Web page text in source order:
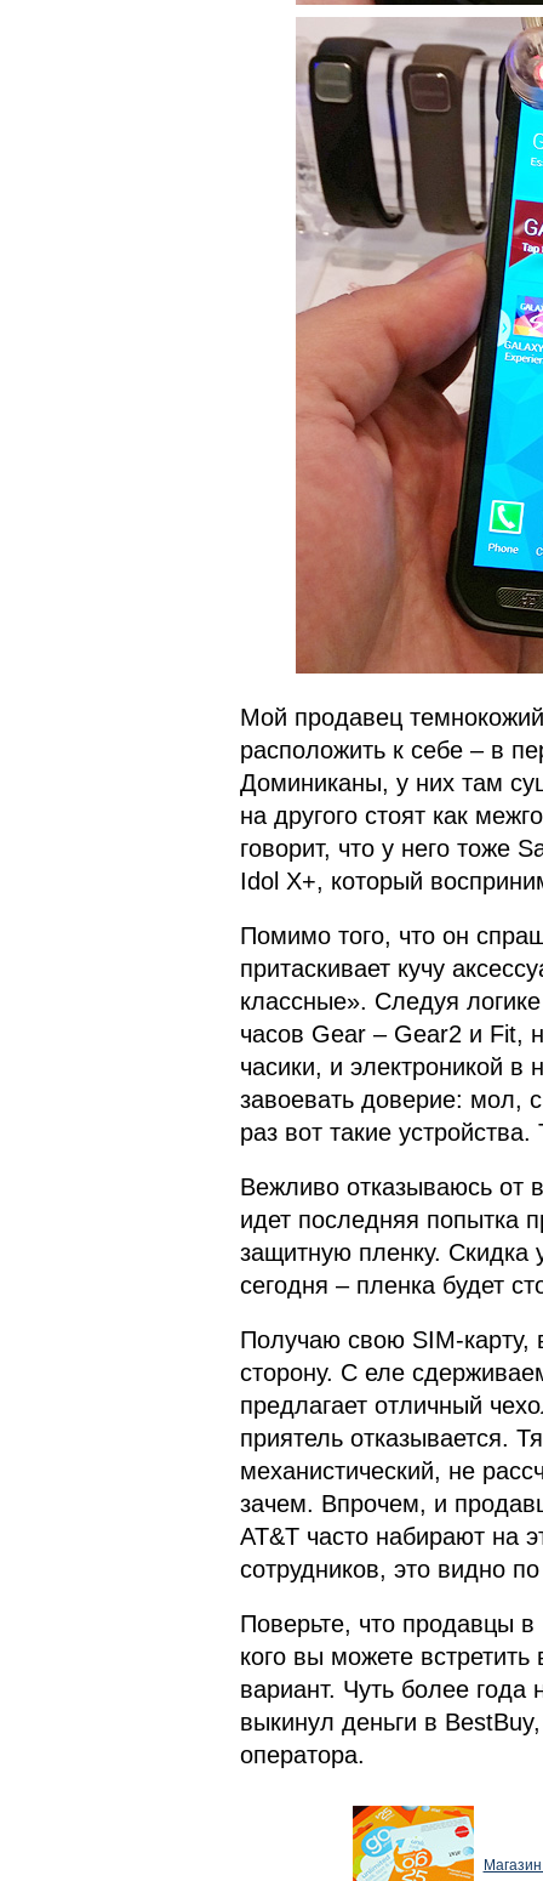
Мой продавец
расположить к себе – в
Доминиканы, у них там
на другого стоят как
говорит, что у него тоже
Idol X+, который
Помимо того, что он
притаскивает кучу
классные». Следуя
часов Gear – Gear2 и Fit,
часики, и электроникой
завоевать доверие: мол,
раз вот такие
Вежливо отказываюсь от
идет последняя попытка
защитную пленку. Скидка
сегодня – пленка будет
Получаю свою SIM-карту,
сторону. С еле
предлагает отличный
приятель отказывается.
механистический, не
зачем. Впрочем, и
AT&T часто набирают на
сотрудников, это видно
Поверьте, что продавцы
кого вы можете
вариант. Чуть более года
выкинул деньги в
оператора.